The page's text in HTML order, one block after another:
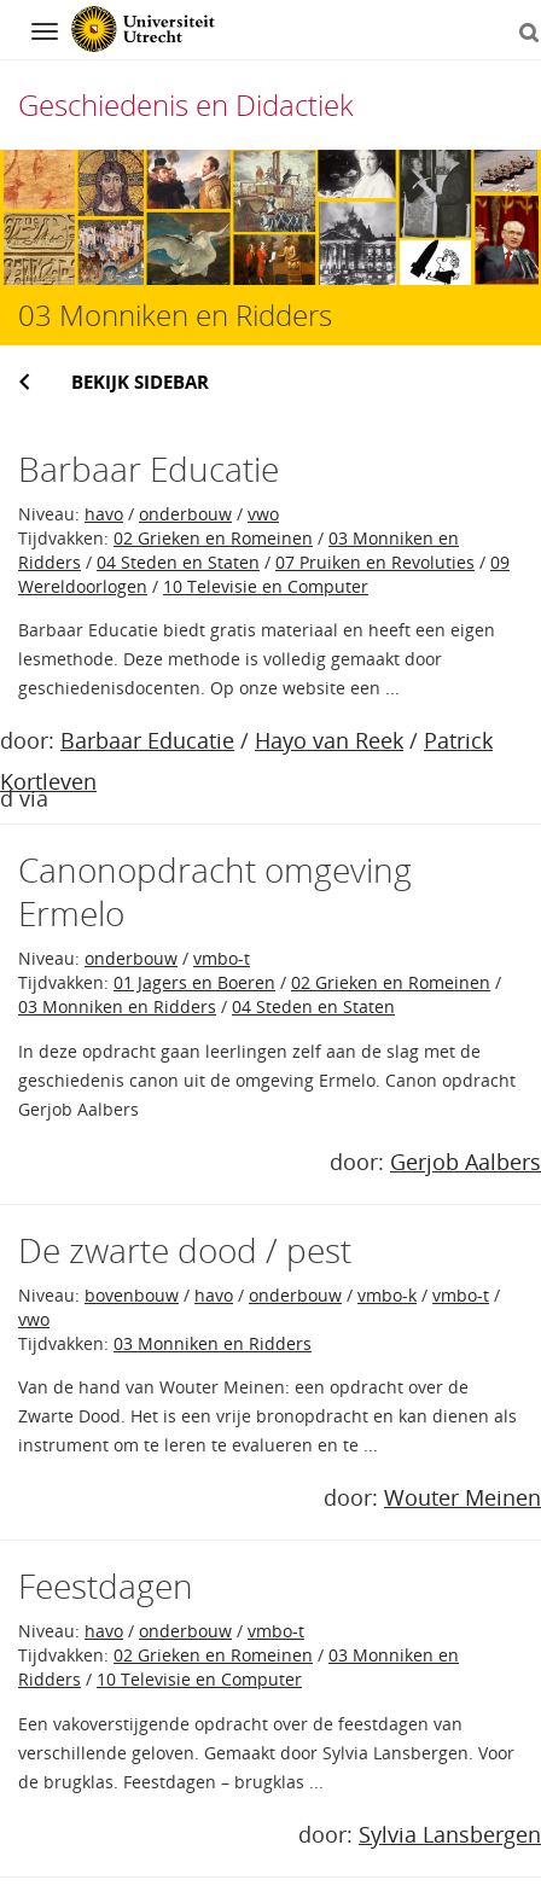
Navigation
Geschiedenis en Didactiek
Direct
naar
het
inhoud
via
03 Monniken en Ridders
BEKIJK SIDEBAR
Barbaar Educatie
Niveau: havo / onderbouw / vwo
Tijdvakken: 02 Grieken en Romeinen / 03 Monniken en
Ridders / 04 Steden en Staten / 07 Pruiken en Revoluties / 09
Wereldoorlogen / 10 Televisie en Computer
Barbaar Educatie biedt gratis materiaal en heeft een eigen
lesmethode. Deze methode is volledig gemaakt door
geschiedenisdocenten. Op onze website een ...
door: Barbaar Educatie / Hayo van Reek / Patrick
Kortleven
Canonopdracht omgeving
Ermelo
Niveau: onderbouw / vmbo-t
Tijdvakken: 01 Jagers en Boeren / 02 Grieken en Romeinen /
03 Monniken en Ridders / 04 Steden en Staten
In deze opdracht gaan leerlingen zelf aan de slag met de
geschiedenis canon uit de omgeving Ermelo. Canon opdracht
Gerjob Aalbers
door: Gerjob Aalbers
De zwarte dood / pest
Niveau: bovenbouw / havo / onderbouw / vmbo-k / vmbo-t /
vwo
Tijdvakken: 03 Monniken en Ridders
Van de hand van Wouter Meinen: een opdracht over de
Zwarte Dood. Het is een vrije bronopdracht en kan dienen als
instrument om te leren te evalueren en te ...
door: Wouter Meinen
Feestdagen
Niveau: havo / onderbouw / vmbo-t
Tijdvakken: 02 Grieken en Romeinen / 03 Monniken en
Ridders / 10 Televisie en Computer
Een vakoverstijgende opdracht over de feestdagen van
verschillende geloven. Gemaakt door Sylvia Lansbergen. Voor
de brugklas. Feestdagen – brugklas ...
door: Sylvia Lansbergen